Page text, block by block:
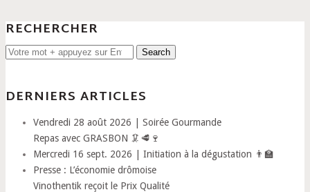
RECHERCHER
Search
DERNIERS ARTICLES
Vendredi 28 août 2026 | Soirée Gourmande
Repas avec GRASBON 🦑🥩🍷
Mercredi 16 sept. 2026 | Initiation à la dégustation 👨‍🏫
Presse : L’économie drômoise
Vinothentik reçoit le Prix Qualité